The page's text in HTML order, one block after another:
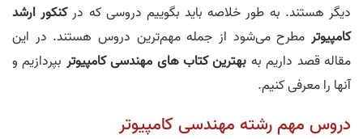
دیگر هستند. به طور خلاصه باید بگوییم دروسی که در کنکور ارشد
کامپیوتر
مطرح می‌‎شود از جمله مهم‌ترین دروس هستند. در این
مقاله قصد داریم به بهترین کتاب های مهندسی کامپیوتر بپردازیم و
آنها را معرفی کنیم.
دروس مهم رشته مهندسی کامپیوتر